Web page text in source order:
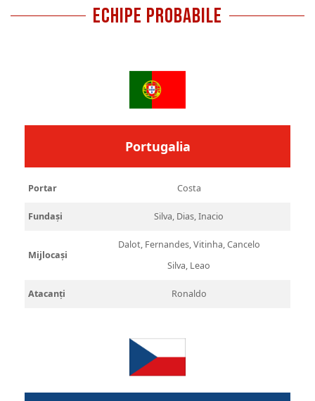
ECHIPE PROBABILE
Portugalia
Portar Costa
Fundași Silva, Dias, Inacio
Mijlocași
Dalot, Fernandes, Vitinha, Cancelo
Silva, Leao
Atacanți Ronaldo